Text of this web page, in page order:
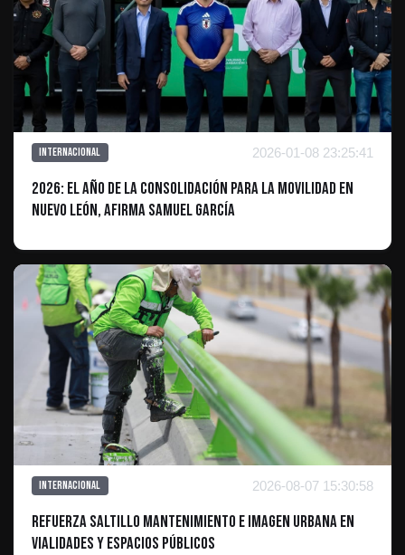
Internacional 2026-01-08 23:25:41
2026: El año de la consolidación para la movilidad en
Nuevo León, afirma Samuel García
Internacional 2026-08-07 15:30:58
Refuerza Saltillo mantenimiento e imagen urbana en
vialidades y espacios públicos